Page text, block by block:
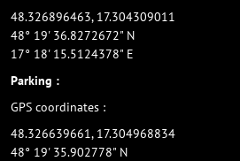
48.326896463, 17.304309011
48° 19' 36.8272672" N
17° 18' 15.5124378" E
Parking :
GPS coordinates :
48.326639661, 17.304968834
48° 19' 35.902778" N